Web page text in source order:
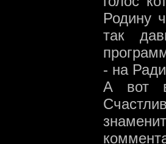
Родину
так
- на
А вот